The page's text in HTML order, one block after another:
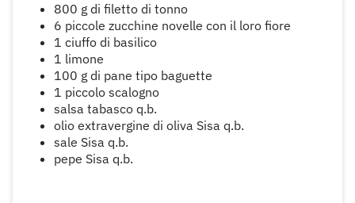
800 g di filetto di tonno
6 piccole zucchine novelle con il loro fiore
1 ciuffo di basilico
1 limone
100 g di pane tipo baguette
1 piccolo scalogno
salsa tabasco q.b.
olio extravergine di oliva Sisa q.b.
sale Sisa q.b.
pepe Sisa q.b.